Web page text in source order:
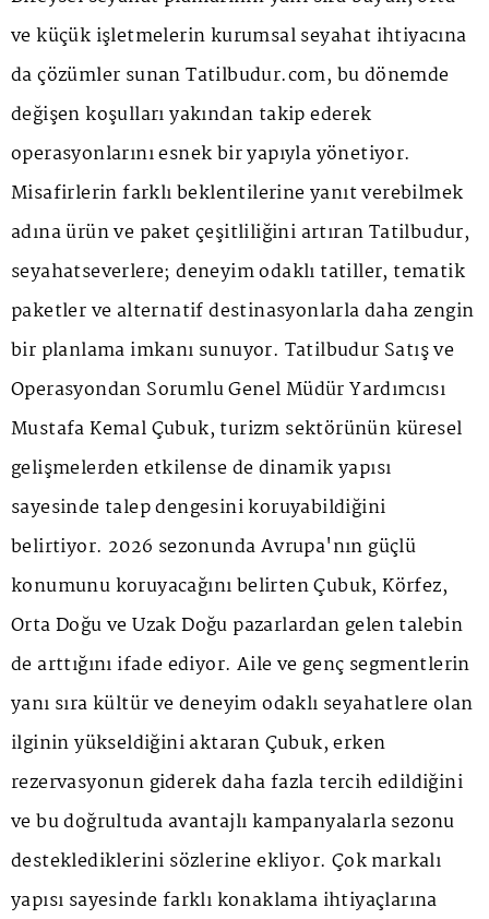
ve küçük işletmelerin kurumsal seyahat ihtiyacına
da çözümler sunan Tatilbudur.com, bu dönemde
değişen koşulları yakından takip ederek
operasyonlarını esnek bir yapıyla yönetiyor.
Misafirlerin farklı beklentilerine yanıt verebilmek
adına ürün ve paket çeşitliliğini artıran Tatilbudur,
seyahatseverlere; deneyim odaklı tatiller, tematik
paketler ve alternatif destinasyonlarla daha zengin
bir planlama imkanı sunuyor. Tatilbudur Satış ve
Operasyondan Sorumlu Genel Müdür Yardımcısı
Mustafa Kemal Çubuk, turizm sektörünün küresel
gelişmelerden etkilense de dinamik yapısı
sayesinde talep dengesini koruyabildiğini
belirtiyor. 2026 sezonunda Avrupa'nın güçlü
konumunu koruyacağını belirten Çubuk, Körfez,
Orta Doğu ve Uzak Doğu pazarlardan gelen talebin
de arttığını ifade ediyor. Aile ve genç segmentlerin
yanı sıra kültür ve deneyim odaklı seyahatlere olan
ilginin yükseldiğini aktaran Çubuk, erken
rezervasyonun giderek daha fazla tercih edildiğini
ve bu doğrultuda avantajlı kampanyalarla sezonu
desteklediklerini sözlerine ekliyor. Çok markalı
yapısı sayesinde farklı konaklama ihtiyaçlarına